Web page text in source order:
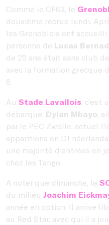
Comme le CF63, le
deuxième recrue lundi.
les Grenoblois ont
personne de Lucas
de 25 ans était sans club
avec la formation grecque
6.
Au Stade Lavallois, c'est
débarque. Dylan Mbayo,
par le PEC Zwolle, actuel
apparitions en D1
une majorité d'entrées en
chez les Tango.
A noter que dimanche, le
du milieu Joachim
année en option. Il arrive
au Red Star, avec qui il a